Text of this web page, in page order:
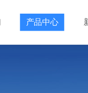
产品中心